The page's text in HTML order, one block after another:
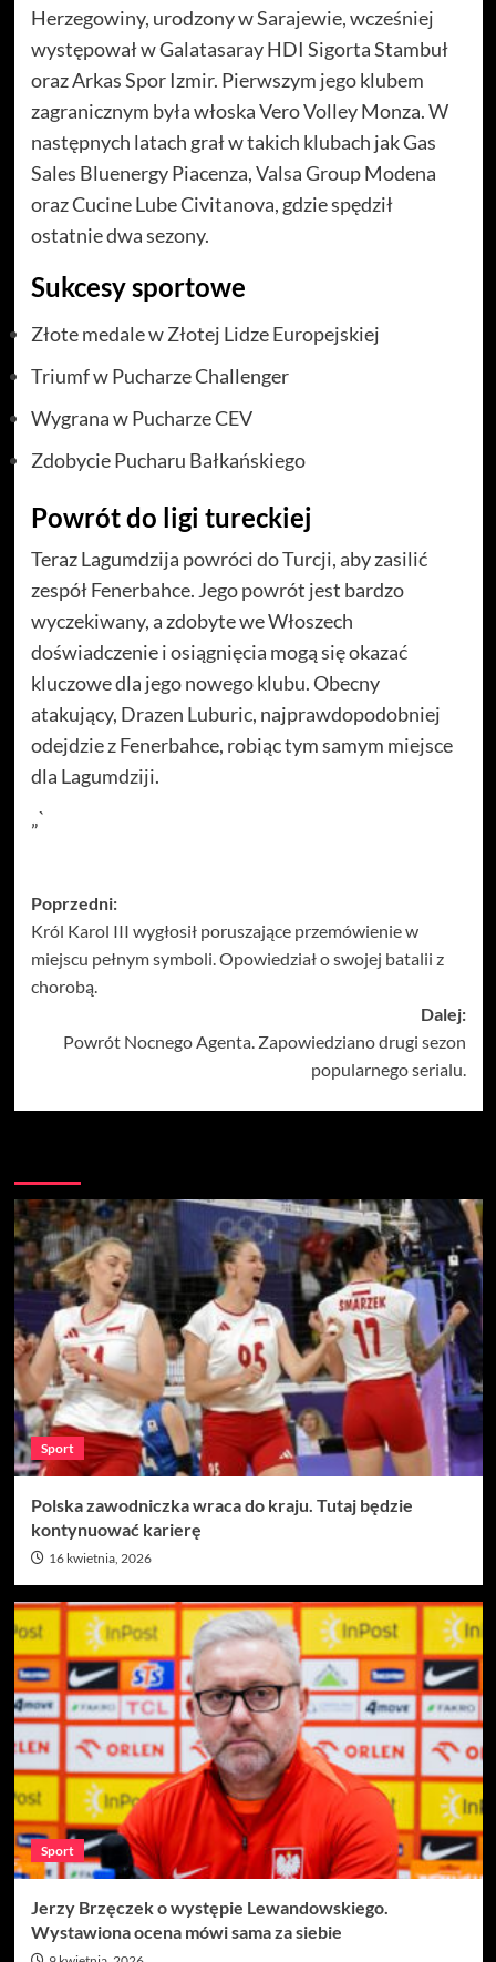
Herzegowiny, urodzony w Sarajewie, wcześniej
występował w Galatasaray HDI Sigorta Stambuł
oraz Arkas Spor Izmir. Pierwszym jego klubem
zagranicznym była włoska Vero Volley Monza. W
następnych latach grał w takich klubach jak Gas
Sales Bluenergy Piacenza, Valsa Group Modena
oraz Cucine Lube Civitanova, gdzie spędził
ostatnie dwa sezony.
Sukcesy sportowe
Złote medale w Złotej Lidze Europejskiej
Triumf w Pucharze Challenger
Wygrana w Pucharze CEV
Zdobycie Pucharu Bałkańskiego
Powrót do ligi tureckiej
Teraz Lagumdzija powróci do Turcji, aby zasilić
zespół Fenerbahce. Jego powrót jest bardzo
wyczekiwany, a zdobyte we Włoszech
doświadczenie i osiągnięcia mogą się okazać
kluczowe dla jego nowego klubu. Obecny
atakujący, Drazen Luburic, najprawdopodobniej
odejdzie z Fenerbahce, robiąc tym samym miejsce
dla Lagumdziji.
„`
Zobacz
wpisy
Poprzedni:
Król Karol III wygłosił poruszające przemówienie w
miejscu pełnym symboli. Opowiedział o swojej batalii z
chorobą.
Dalej:
Powrót Nocnego Agenta. Zapowiedziano drugi sezon
popularnego serialu.
Sport
Polska zawodniczka wraca do kraju. Tutaj będzie
kontynuować karierę
16 kwietnia, 2026
Sport
Jerzy Brzęczek o występie Lewandowskiego.
Wystawiona ocena mówi sama za siebie